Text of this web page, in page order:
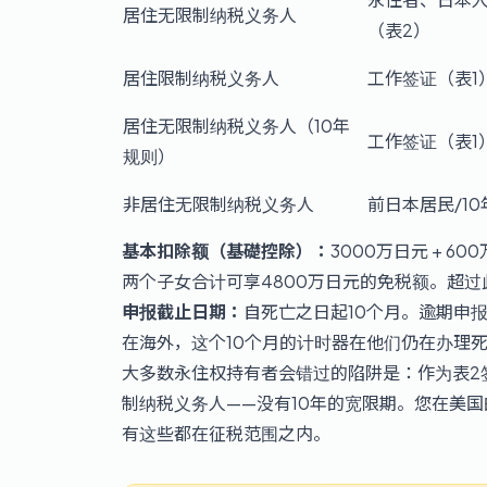
居住无限制纳税义务人
（表2）
居住限制纳税义务人 工作签证（表1
居住无限制纳税义务人（10年
规则）
工作签证（表1
非居住无限制纳税义务人 前日本居民/10
基本扣除额（基礎控除）： 3000万日元 + 600
两个子女合计可享4800万日元的免税额。超
申报截止日期： 自死亡之日起10个月。逾期申
在海外，这个10个月的计时器在他们仍在办理
大多数永住权持有者会错过的陷阱是：作为表
制纳税义务人——没有10年的宽限期。您在美
有这些都在征税范围之内。